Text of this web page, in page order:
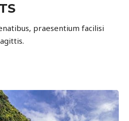
praesentium facilisi